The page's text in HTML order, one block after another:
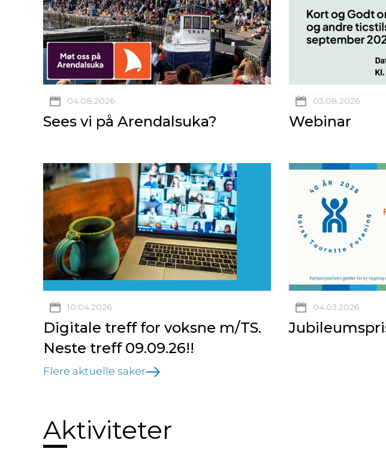
04.08.2026
Sees vi på Arendalsuka?
03.08.2026
Webinar
10.04.2026
Digitale treff for voksne m/TS.
Neste treff 09.09.26!!
04.03.2026
Flere aktuelle saker
Aktiviteter